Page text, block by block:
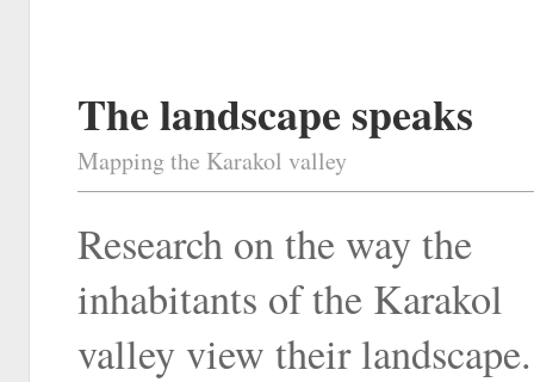
The landscape speaks
Mapping the Karakol valley
Research on the way the
inhabitants of the Karakol
valley view their landscape.